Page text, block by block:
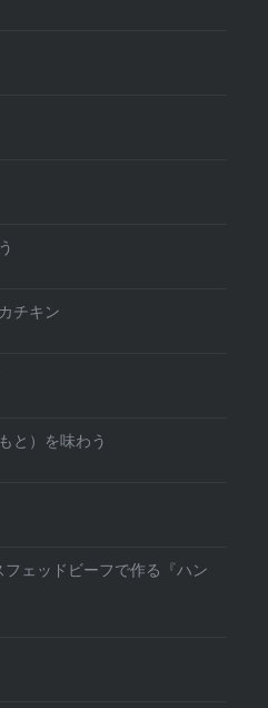
チキン
と）を味わう
ェッドビーフで作る『ハン